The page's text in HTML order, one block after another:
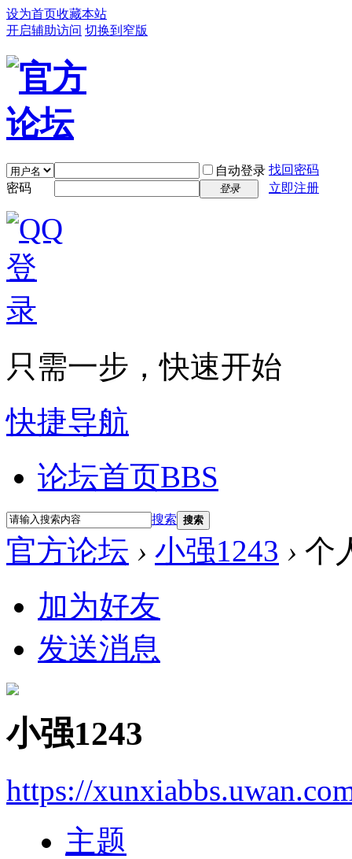
设为首页收藏本站
开启辅助访问 切换到窄版
自动登录 找回密码
密码
登录 立即注册
只需一步，快速开始
快捷导航
论坛首页BBS
搜索 搜索
官方论坛 › 小强1243 › 个
加为好友
发送消息
小强1243
https://
主题